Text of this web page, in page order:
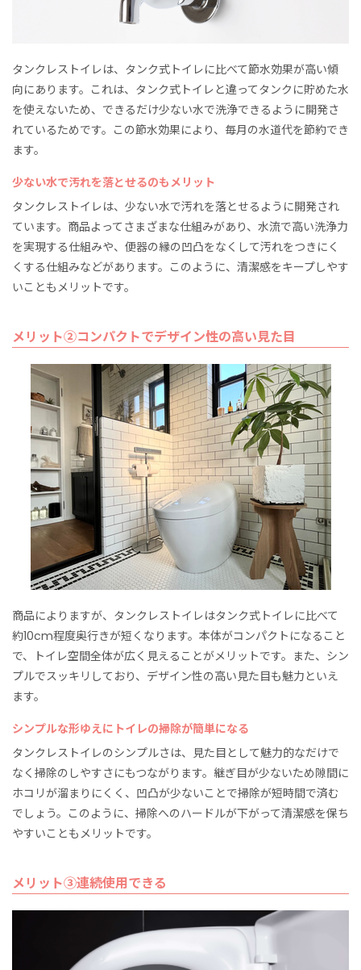
タンクレストイレは、タンク式トイレに比べて節水効果が高い傾
向にあります。これは、タンク式トイレと違ってタンクに貯めた水
を使えないため、できるだけ少ない水で洗浄できるように開発さ
れているためです。この節水効果により、毎月の水道代を節約でき
ます。
少ない水で汚れを落とせるのもメリット
タンクレストイレは、少ない水で汚れを落とせるように開発され
ています。商品よってさまざまな仕組みがあり、水流で高い洗浄力
を実現する仕組みや、便器の縁の凹凸をなくして汚れをつきにく
くする仕組みなどがあります。このように、清潔感をキープしやす
いこともメリットです。
メリット②コンパクトでデザイン性の高い見た目
商品によりますが、タンクレストイレはタンク式トイレに比べて
約10cm程度奥行きが短くなります。本体がコンパクトになること
で、トイレ空間全体が広く見えることがメリットです。また、シン
プルでスッキリしており、デザイン性の高い見た目も魅力といえ
ます。
シンプルな形ゆえにトイレの掃除が簡単になる
タンクレストイレのシンプルさは、見た目として魅力的なだけで
なく掃除のしやすさにもつながります。継ぎ目が少ないため隙間に
ホコリが溜まりにくく、凹凸が少ないことで掃除が短時間で済む
でしょう。このように、掃除へのハードルが下がって清潔感を保ち
やすいこともメリットです。
メリット③連続使用できる